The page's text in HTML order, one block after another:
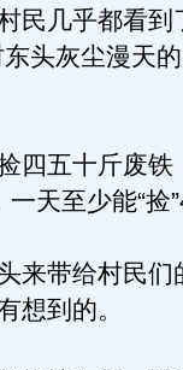
几乎都看到
头灰尘漫天
五十斤废铁
天至少能“捡
带给村民们
想到的。